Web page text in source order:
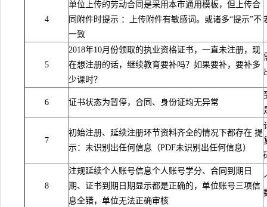
4
单位上传的劳动合同是采用本市通用模板，但上传合
同附件时提示 ：上传附件有敏感词。或诸多“提示”不
一致
5
2018年10月份领取的执业资格证书，一直未注册，现
在想注册的话，继续教育要补吗？如果要补，要补多
少课时？
6 证书状态为暂停，合同、身份证均无异常
7
初始注册、延续注册环节资料齐全的情况下都存在 提
示：未识别出任何信息（PDF未识别出任何信息）
8
注规延续个人账号信息个人账号学分、合同到期日
期、证书到期日期显示都是正确的，单位账号三项信
息全错，单位无法正确审核